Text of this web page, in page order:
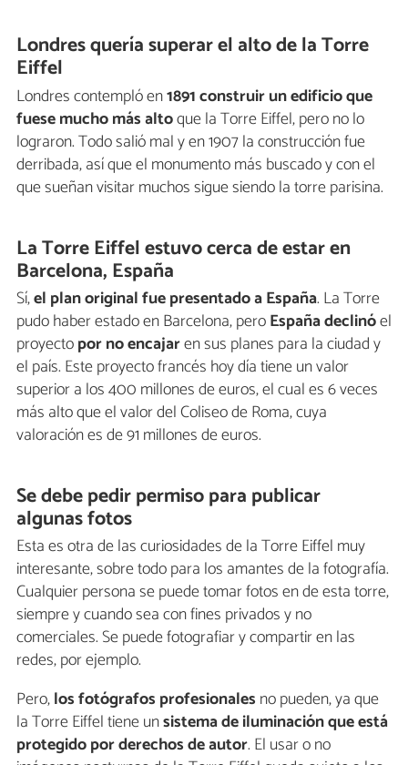
Londres quería superar el alto de la Torre
Eiffel
Londres contempló en1891 construir un edificio que
fuese mucho más altoque la Torre Eiffel, pero no lo
lograron. Todo salió mal y en 1907 la construcción fue
derribada, así que el monumento más buscado y con el
que sueñan visitar muchos sigue siendo la torre parisina.
La Torre Eiffel estuvo cerca de estar en
Barcelona, España
Sí,el plan original fue presentado a España. La Torre
pudo haber estado en Barcelona, peroEspaña declinóel
proyectopor no encajaren sus planes para la ciudad y
el país. Este proyecto francés hoy día tiene un valor
superior a los 400 millones de euros, el cual es 6 veces
más alto que el valor del Coliseo de Roma, cuya
valoración es de 91 millones de euros.
Se debe pedir permiso para publicar
algunas fotos
Esta es otra de las curiosidades de la Torre Eiffel muy
interesante, sobre todo para los amantes de la fotografía.
Cualquier persona se puede tomar fotos en de esta torre,
siempre y cuando sea con fines privados y no
comerciales. Se puede fotografiar y compartir en las
redes, por ejemplo.
Pero,los fotógrafos profesionales no pueden, ya que
la Torre Eiffel tiene unsistema de iluminación que está
protegido por derechos de autor. El usar o no